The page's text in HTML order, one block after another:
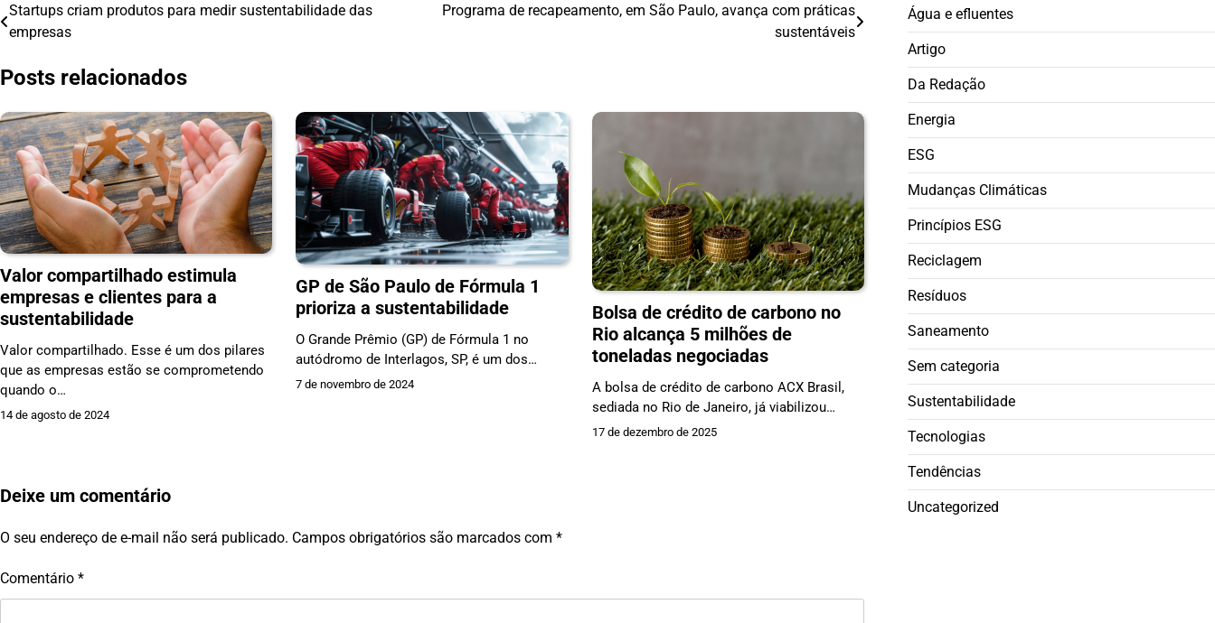
Navegação
Post
Startups criam produtos para medir sustentabilidade das
empresas
Programa de recapeamento, em São Paulo, avança com práticas
sustentáveis
Posts relacionados
Valor compartilhado estimula
empresas e clientes para a
sustentabilidade
Valor compartilhado. Esse é um dos pilares
que as empresas estão se comprometendo
quando o…
14 de agosto de 2024
GP de São Paulo de Fórmula 1
prioriza a sustentabilidade
O Grande Prêmio (GP) de Fórmula 1 no
autódromo de Interlagos, SP, é um dos…
7 de novembro de 2024
Bolsa de crédito de carbono no
Rio alcança 5 milhões de
toneladas negociadas
A bolsa de crédito de carbono ACX Brasil,
sediada no Rio de Janeiro, já viabilizou…
17 de dezembro de 2025
Deixe um comentário
O seu endereço de e-mail não será publicado. Campos obrigatórios são marcados com *
Comentário *
Água e efluentes
Artigo
Da Redação
Energia
ESG
Mudanças Climáticas
Princípios ESG
Reciclagem
Resíduos
Saneamento
Sem categoria
Sustentabilidade
Tecnologias
Tendências
Uncategorized